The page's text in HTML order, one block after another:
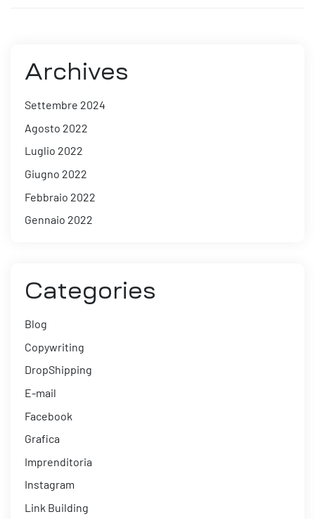
Archives
Settembre 2024
Agosto 2022
Luglio 2022
Giugno 2022
Febbraio 2022
Gennaio 2022
Categories
Blog
Copywriting
DropShipping
E-mail
Facebook
Grafica
Imprenditoria
Instagram
Link Building